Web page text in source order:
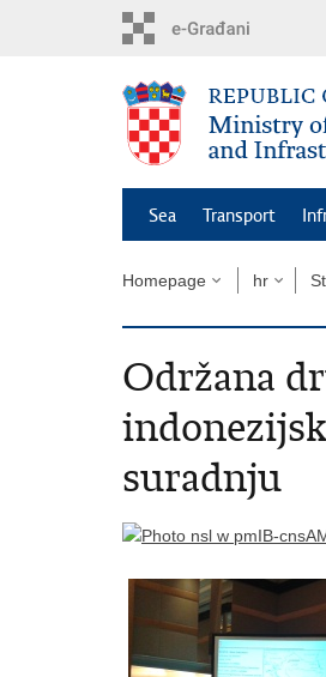
Sea Transport
Homepage hr
Održana
suradnju